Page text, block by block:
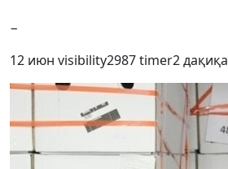
−
12 июн visibility2987timer2 дақиқа